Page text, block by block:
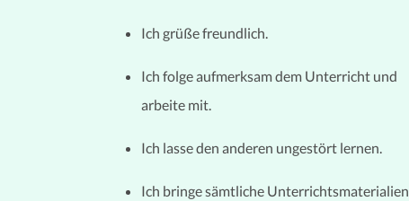
Ich grüße freundlich.
Ich folge aufmerksam dem Unterricht und
arbeite mit.
Ich lasse den anderen ungestört lernen.
Ich bringe sämtliche Unterrichtsmaterialien